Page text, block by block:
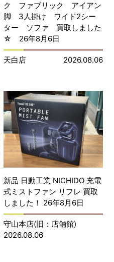
ク ファブリック アイアン
脚 3人掛け ワイド2シー
ター ソファ 買取しました
☆ 26年8月6日
天白店 2026.08.06
新品 日動工業 NICHIDO 充電
式ミストファン リフレ 買取
しました！ 26年8月6日
守山本店(旧：店舗館)
2026.08.06